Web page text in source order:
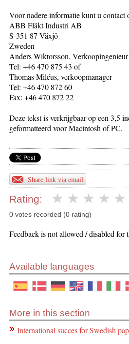
Voor nadere informatie kunt u contact
ABB Fläkt Industri AB
S-351 87 Växjö
Zweden
Anders Wiktorsson, Verkoopingenieur
Tel: +46 470 875 43 of
Thomas Miléus, verkoopmanager
Tel: +46 470 872 60
Fax: +46 470 872 22
Deze tekst is verkrijgbaar op een 3,5
geformatteerd voor Macintosh of PC.
Share link via email
Rating:
0 votes recorded (0 rating)
Feedback is not allowed / disabled for
Available languages
More in this section
International succes for Swedish